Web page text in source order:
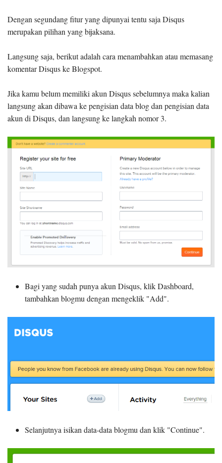
Dengan segundang fitur yang dipunyai tentu saja Disqus
merupakan pilihan yang bijaksana.
Langsung saja, berikut adalah cara menambahkan atau memasang
komentar Disqus ke Blogspot.
Jika kamu belum memiliki akun Disqus sebelumnya maka kalian
langsung akan dibawa ke pengisian data blog dan pengisian data
akun di Disqus, dan langsung ke langkah nomor 3.
Bagi yang sudah punya akun Disqus, klik Dashboard,
tambahkan blogmu dengan mengeklik "Add".
Selanjutnya isikan data-data blogmu dan klik "Continue".